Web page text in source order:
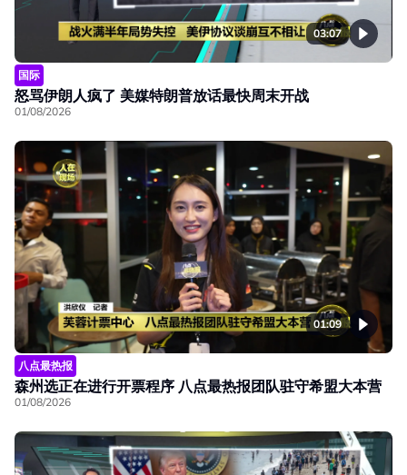
03:07
国际
怒骂伊朗人疯了 美媒特朗普放话最快周末开战
01/08/2026
01:09
八点最热报
森州选正在进行开票程序 八点最热报团队驻守希盟大本营
01/08/2026